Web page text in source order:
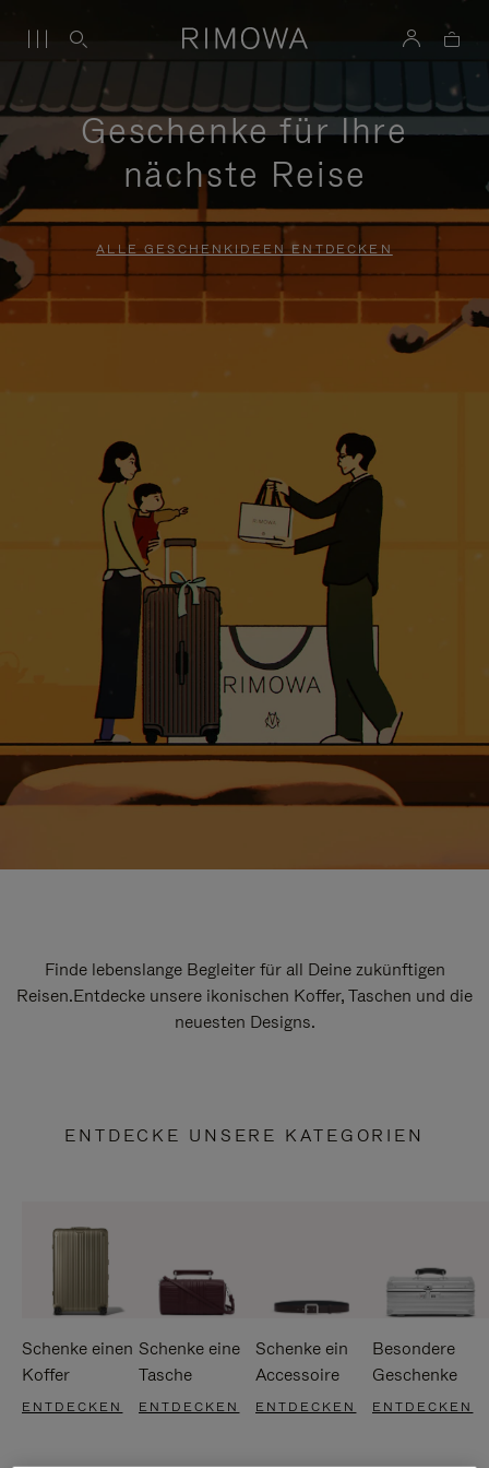
Geschenke für Ihre
nächste Reise
ALLE GESCHENKIDEEN ENTDECKEN
Finde lebenslange Begleiter für all Deine zukünftigen
Reisen.Entdecke unsere ikonischen Koffer, Taschen und die
neuesten Designs.
ENTDECKE UNSERE KATEGORIEN
Schenke einen
Koffer
ENTDECKEN
Schenke eine
Tasche
ENTDECKEN
Schenke ein
Accessoire
ENTDECKEN
Besondere
Geschenke
ENTDECKEN